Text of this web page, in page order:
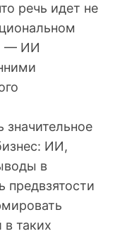
речь идет не
— ИИ
значительное
ИИ,
в
предвзятости
таких